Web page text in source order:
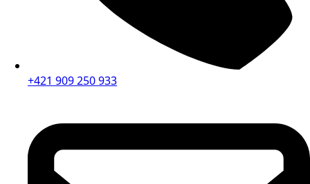
+421 909 250 933